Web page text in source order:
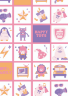
園遊会2026
アカデミア』10